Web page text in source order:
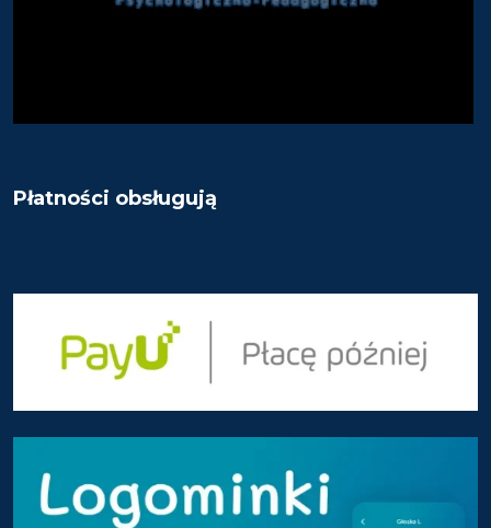
Płatności obsługują